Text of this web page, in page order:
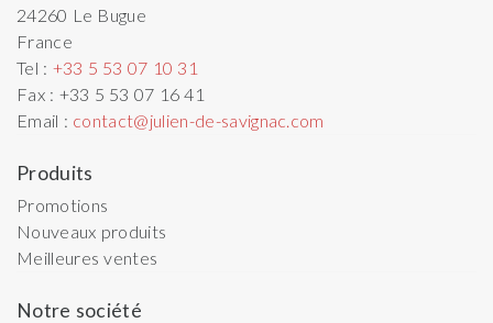
24260 Le Bugue
France
Tel : +33 5 53 07 10 31
Fax : +33 5 53 07 16 41
Email : contact@julien-de-savignac.com
Produits
Promotions
Nouveaux produits
Meilleures ventes
Notre société